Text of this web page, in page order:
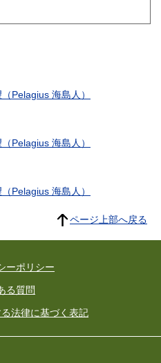
Pelagius 海島人）
Pelagius 海島人）
Pelagius 海島人）
ページ上部へ戻る
ーポリシー
る質問
法律に基づく表記